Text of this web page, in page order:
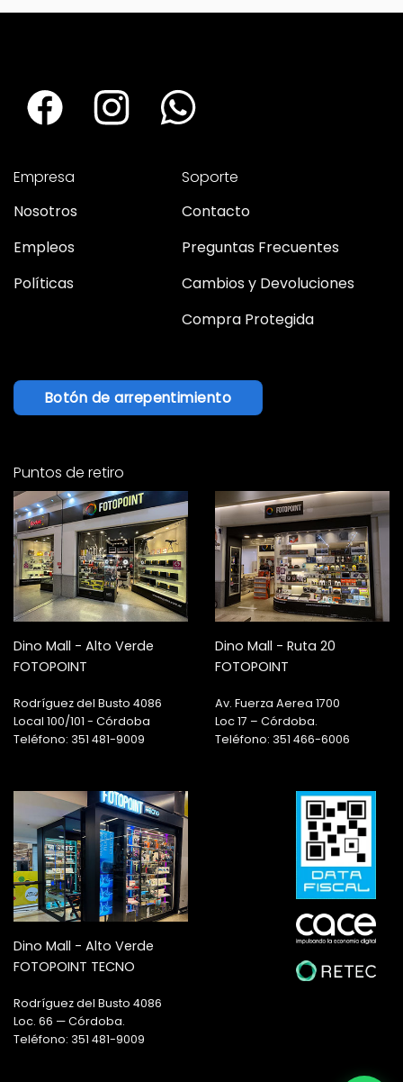
Empresa
Nosotros
Empleos
Políticas
Soporte
Contacto
Preguntas Frecuentes
Cambios y Devoluciones
Compra Protegida
Botón de arrepentimiento
Puntos de retiro
Dino Mall - Alto Verde
FOTOPOINT
Rodríguez del Busto 4086
Local 100/101 - Córdoba
Teléfono: 351 481-9009
Dino Mall - Ruta 20
FOTOPOINT
Av. Fuerza Aerea 1700
Loc 17 – Córdoba.
Teléfono: 351 466-6006
Dino Mall - Alto Verde
FOTOPOINT TECNO
Rodríguez del Busto 4086
Loc. 66 — Córdoba.
Teléfono: 351 481-9009